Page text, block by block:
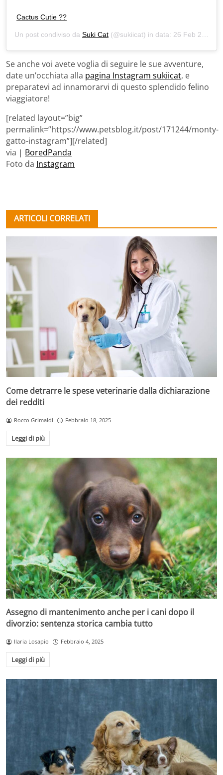
Cactus Cutie ??
Un post condiviso da Suki Cat (@sukiicat) in data: 26 Feb 2020 alle ore 11:08 PST
Se anche voi avete voglia di seguire le sue avventure,
date un’occhiata alla pagina Instagram sukiicat, e
preparatevi ad innamorarvi di questo splendido felino
viaggiatore!
[related layout=”big”
permalink=”https://www.petsblog.it/post/171244/monty-
gatto-instagram”][/related]
via | BoredPanda
Foto da Instagram
ARTICOLI CORRELATI
Come detrarre le spese veterinarie dalla dichiarazione
dei redditi
Rocco Grimaldi Febbraio 18, 2025
Leggi di più
Assegno di mantenimento anche per i cani dopo il
divorzio: sentenza storica cambia tutto
Ilaria Losapio Febbraio 4, 2025
Leggi di più